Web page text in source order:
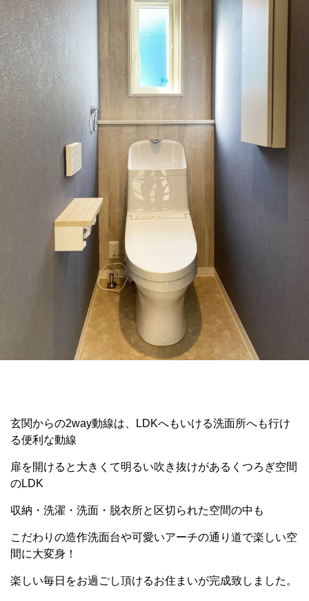
玄関からの2way動線は、LDKへもいける洗面所へも行け
る便利な動線
扉を開けると大きくて明るい吹き抜けがあるくつろぎ空間
のLDK
収納・洗濯・洗面・脱衣所と区切られた空間の中も
こだわりの造作洗面台や可愛いアーチの通り道で楽しい空
間に大変身！
楽しい毎日をお過ごし頂けるお住まいが完成致しました。